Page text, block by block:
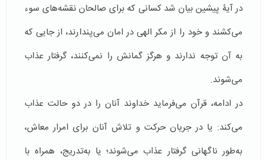
در آیۀ پیشین بیان شد کسانی که برای صالحان نقشه‌های سوء
می‌کشند و خود را از مکر الهی در امان می‌پندارند، از جایی که
به آن توجه ندارند و هرگز گمانش را نمی‌کنند، گرفتار عذاب
می‌شوند.
در ادامه، قرآن می‌فرماید خداوند آنان را در دو حالت عذاب
می‌کند: یا در جریان حرکت و تلاش آنان برای امرار معاش،
به‌طور ناگهانی گرفتار عذاب می‌شوند؛ یا به‌تدریج، همراه با